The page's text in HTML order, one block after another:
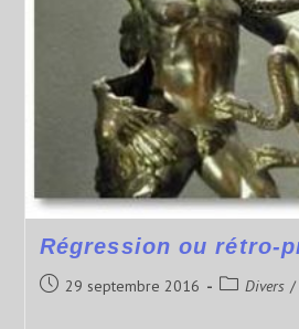
Régression ou rétro-
29 septembre 2016 Divers /